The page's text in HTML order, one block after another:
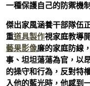
一種保護自己的防禦機
傑出家風涵養干部隊伍
重道具製作視家庭教導
藝果影像廉的家庭防線
事、坦坦蕩蕩為官，以
的操守和行為，反對特
入他的藍光時，他感到